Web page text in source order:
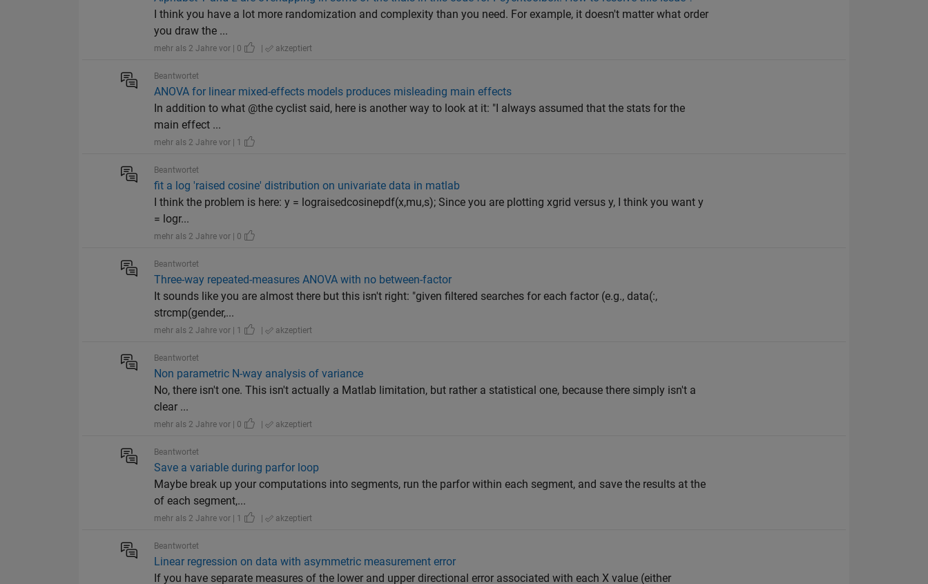
I think you have a lot more randomization and complexity than you need. For example, it doesn't matter what order
you draw the ...
mehr als 2 Jahre vor | 0 | akzeptiert
Beantwortet
ANOVA for linear mixed-effects models produces misleading main effects
In addition to what @the cyclist said, here is another way to look at it: "I always assumed that the stats for the
main effect ...
mehr als 2 Jahre vor | 1
Beantwortet
fit a log 'raised cosine' distribution on univariate data in matlab
I think the problem is here: y = lograisedcosinepdf(x,mu,s); Since you are plotting xgrid versus y, I think you want y
= logr...
mehr als 2 Jahre vor | 0
Beantwortet
Three-way repeated-measures ANOVA with no between-factor
It sounds like you are almost there but this isn't right: "given filtered searches for each factor (e.g., data(:,
strcmp(gender,...
mehr als 2 Jahre vor | 1 | akzeptiert
Beantwortet
Non parametric N-way analysis of variance
No, there isn't one. This isn't actually a Matlab limitation, but rather a statistical one, because there simply isn't a
clear ...
mehr als 2 Jahre vor | 0 | akzeptiert
Beantwortet
Save a variable during parfor loop
Maybe break up your computations into segments, run the parfor within each segment, and save the results at the
of each segment,...
mehr als 2 Jahre vor | 1 | akzeptiert
Beantwortet
Linear regression on data with asymmetric measurement error
If you have separate measures of the lower and upper directional error associated with each X value (either